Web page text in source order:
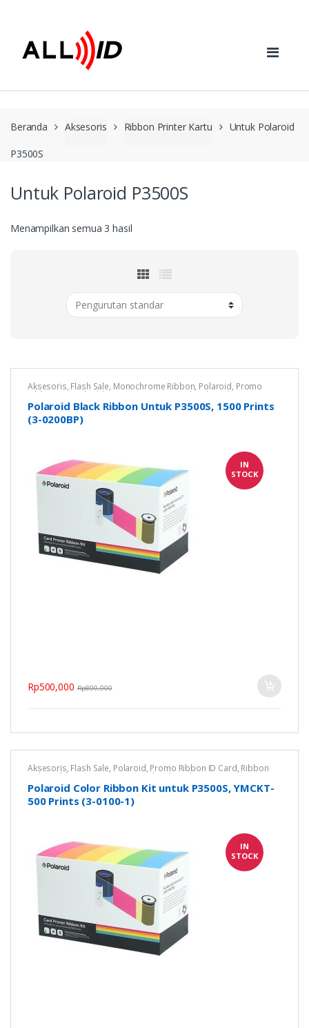
Beranda Aksesoris Ribbon Printer Kartu Untuk Polaroid
P3500S
Untuk Polaroid P3500S
Menampilkan semua 3 hasil
Aksesoris, Flash Sale, Monochrome Ribbon, Polaroid, Promo
Ribbon ID Card Ribbon Printer Kartu Untuk Polaroid P3500S
Polaroid Black Ribbon Untuk P3500S, 1500 Prints
(3-0200BP)
IN
STOCK
Rp500,000 Rp800,000
Aksesoris, Flash Sale, Polaroid, Promo Ribbon ID Card, Ribbon
Color Ribbon Printer Kartu Untuk Polaroid P3500S
Polaroid Color Ribbon Kit untuk P3500S, YMCKT-
500 Prints (3-0100-1)
IN
STOCK